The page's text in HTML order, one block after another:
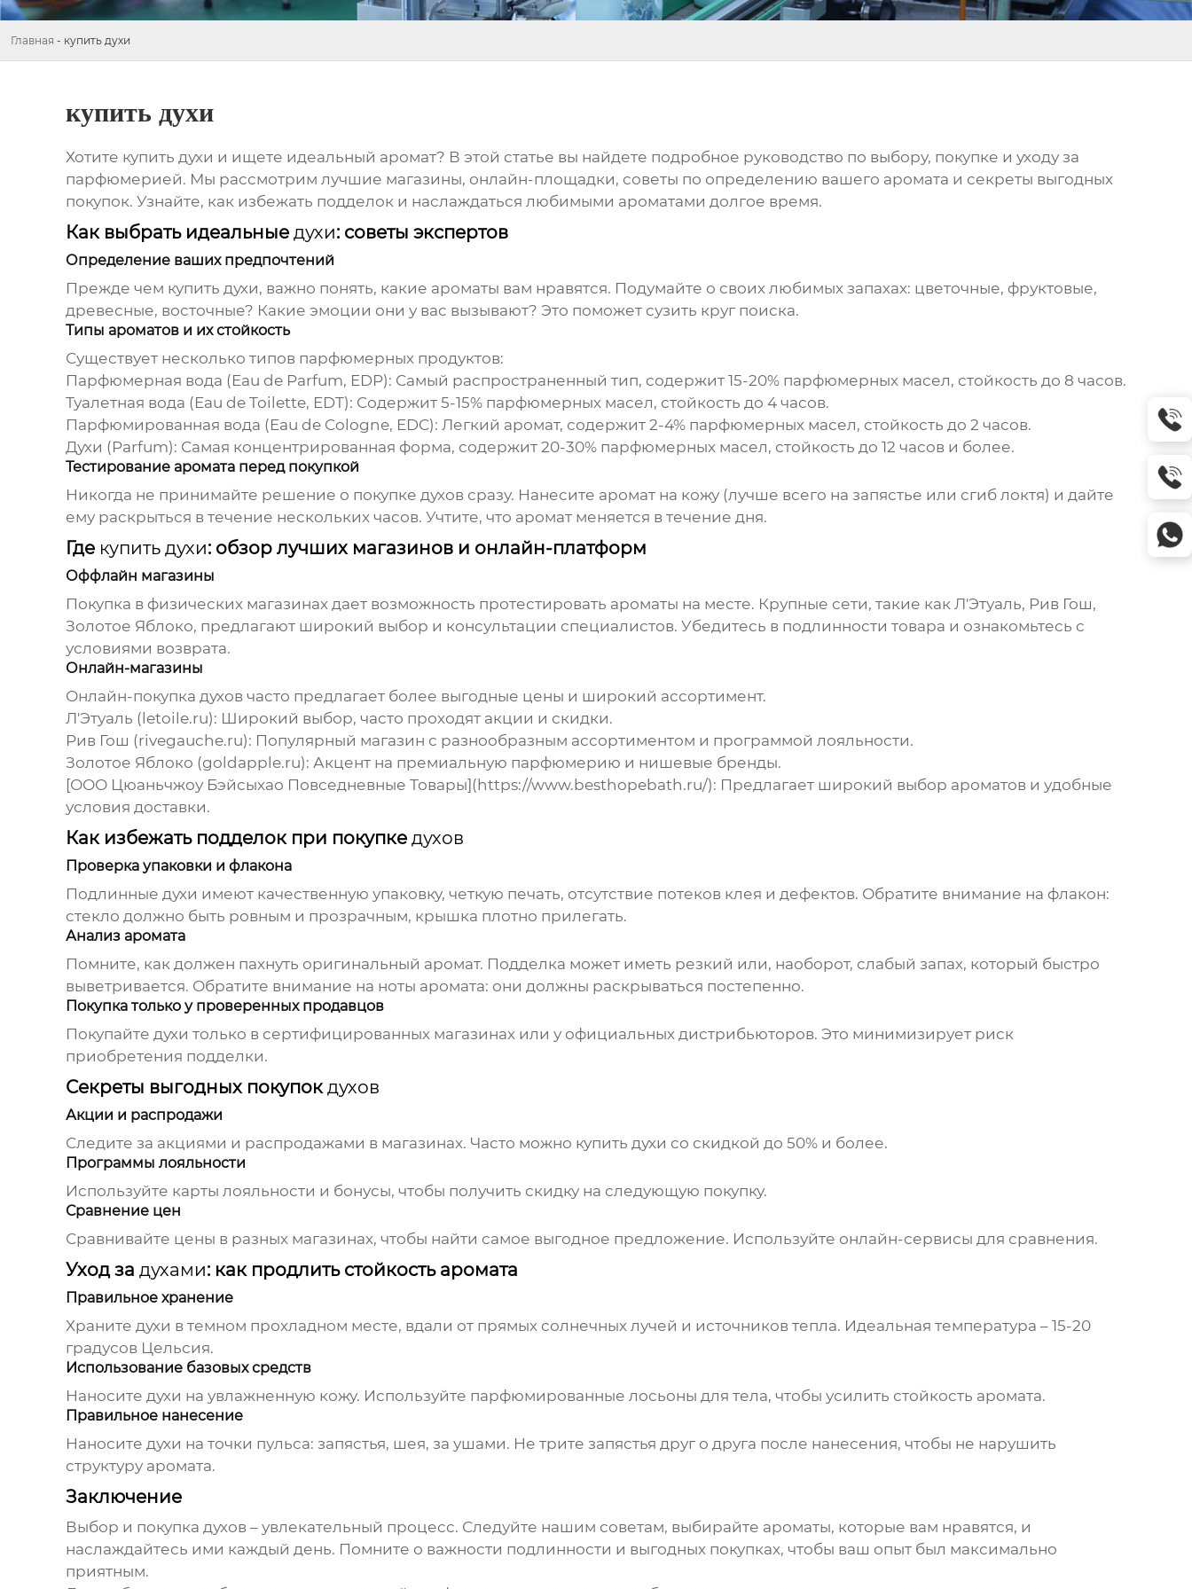
Главная - купить духи
купить духи
Хотите купить духи и ищете идеальный аромат? В этой статье вы найдете подробное руководство по выбору, покупке и уходу за
парфюмерией. Мы рассмотрим лучшие магазины, онлайн-площадки, советы по определению вашего аромата и секреты выгодных
покупок. Узнайте, как избежать подделок и наслаждаться любимыми ароматами долгое время.
Как выбрать идеальные духи: советы экспертов
Определение ваших предпочтений
Прежде чем купить духи, важно понять, какие ароматы вам нравятся. Подумайте о своих любимых запахах: цветочные, фруктовые,
древесные, восточные? Какие эмоции они у вас вызывают? Это поможет сузить круг поиска.
Типы ароматов и их стойкость
Существует несколько типов парфюмерных продуктов:
Парфюмерная вода (Eau de Parfum, EDP): Самый распространенный тип, содержит 15-20% парфюмерных масел, стойкость до 8 часов.
Туалетная вода (Eau de Toilette, EDT): Содержит 5-15% парфюмерных масел, стойкость до 4 часов.
Парфюмированная вода (Eau de Cologne, EDC): Легкий аромат, содержит 2-4% парфюмерных масел, стойкость до 2 часов.
Духи (Parfum): Самая концентрированная форма, содержит 20-30% парфюмерных масел, стойкость до 12 часов и более.
Тестирование аромата перед покупкой
Никогда не принимайте решение о покупке духовсразу. Нанесите аромат на кожу (лучше всего на запястье или сгиб локтя) и дайте
ему раскрыться в течение нескольких часов. Учтите, что аромат меняется в течение дня.
Где купить духи: обзор лучших магазинов и онлайн-платформ
Оффлайн магазины
Покупка в физических магазинах дает возможность протестировать ароматы на месте. Крупные сети, такие как Л'Этуаль, Рив Гош,
Золотое Яблоко, предлагают широкий выбор и консультации специалистов. Убедитесь в подлинности товара и ознакомьтесь с
условиями возврата.
Онлайн-магазины
Онлайн-покупка духовчасто предлагает более выгодные цены и широкий ассортимент.
Л'Этуаль (letoile.ru): Широкий выбор, часто проходят акции и скидки.
Рив Гош (rivegauche.ru): Популярный магазин с разнообразным ассортиментом и программой лояльности.
Золотое Яблоко (goldapple.ru): Акцент на премиальную парфюмерию и нишевые бренды.
[ООО Цюаньчжоу Бэйсыхао Повседневные Товары](https://www.besthopebath.ru/): Предлагает широкий выбор ароматов и удобные
условия доставки.
Как избежать подделок при покупке духов
Проверка упаковки и флакона
Подлинные духи имеют качественную упаковку, четкую печать, отсутствие потеков клея и дефектов. Обратите внимание на флакон:
стекло должно быть ровным и прозрачным, крышка плотно прилегать.
Анализ аромата
Помните, как должен пахнуть оригинальный аромат. Подделка может иметь резкий или, наоборот, слабый запах, который быстро
выветривается. Обратите внимание на ноты аромата: они должны раскрываться постепенно.
Покупка только у проверенных продавцов
Покупайте духи только в сертифицированных магазинах или у официальных дистрибьюторов. Это минимизирует риск
приобретения подделки.
Секреты выгодных покупокдухов
Акции и распродажи
Следите за акциями и распродажами в магазинах. Часто можно купить духи со скидкой до 50% и более.
Программы лояльности
Используйте карты лояльности и бонусы, чтобы получить скидку на следующую покупку.
Сравнение цен
Сравнивайте цены в разных магазинах, чтобы найти самое выгодное предложение. Используйте онлайн-сервисы для сравнения.
Уход за духами: как продлить стойкость аромата
Правильное хранение
Храните духи в темном прохладном месте, вдали от прямых солнечных лучей и источников тепла. Идеальная температура – 15-20
градусов Цельсия.
Использование базовых средств
Наносите духи на увлажненную кожу. Используйте парфюмированные лосьоны для тела, чтобы усилить стойкость аромата.
Правильное нанесение
Наносите духи на точки пульса: запястья, шея, за ушами. Не трите запястья друг о друга после нанесения, чтобы не нарушить
структуру аромата.
Заключение
Выбор и покупка духов– увлекательный процесс. Следуйте нашим советам, выбирайте ароматы, которые вам нравятся, и
наслаждайтесь ими каждый день. Помните о важности подлинности и выгодных покупках, чтобы ваш опыт был максимально
приятным.